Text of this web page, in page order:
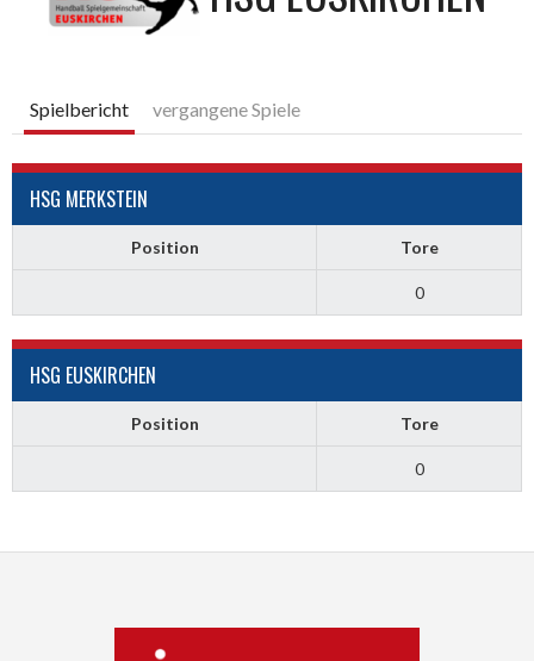
Spielbericht vergangene Spiele
HSG MERKSTEIN
Position Tore
0
HSG EUSKIRCHEN
Position Tore
0